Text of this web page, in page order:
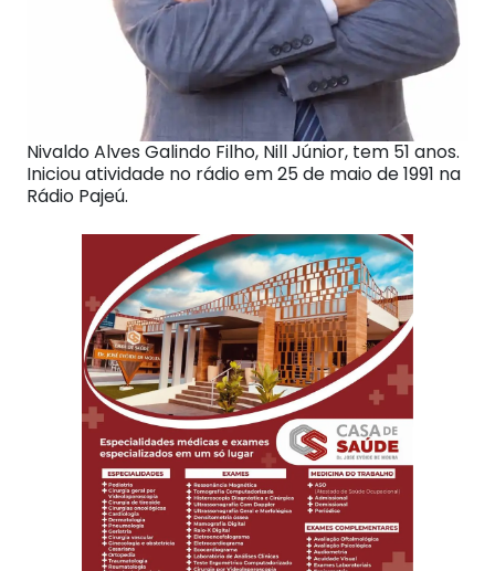
Nivaldo Alves Galindo Filho, Nill Júnior, tem 51 anos.
Iniciou atividade no rádio em 25 de maio de 1991 na
Rádio Pajeú.